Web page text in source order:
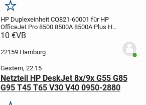
Merken
HP Duplexeinheit CQ821-60001 für HP
OfficeJet Pro 8500 8500A 8500A Plus HP
Duplexer Duplexeinheit CQ821-60001 für
Plus.Neuwertige, nur minimale
Nutzung.Herstel...
10 €VB
22159 Hamburg
Gestern, 22:15
Netzteil HP DeskJet 8x/9x G55 G85
G95 T45 T65 V30 V40 0950-2880